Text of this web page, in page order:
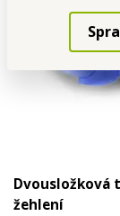
Dvousložková
žehlení